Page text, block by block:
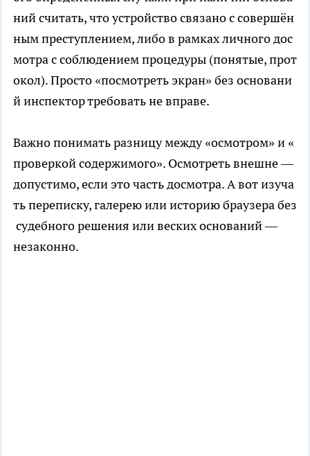
ний считать, что устройство связано с совершён
ным преступлением, либо в рамках личного дос
мотра с соблюдением процедуры (понятые, прот
окол). Просто «посмотреть экран» без основани
й инспектор требовать не вправе.
Важно понимать разницу между «осмотром» и «
проверкой содержимого». Осмотреть внешне —
допустимо, если это часть досмотра. А вот изуча
ть переписку, галерею или историю браузера без
судебного решения или веских оснований —
незаконно.